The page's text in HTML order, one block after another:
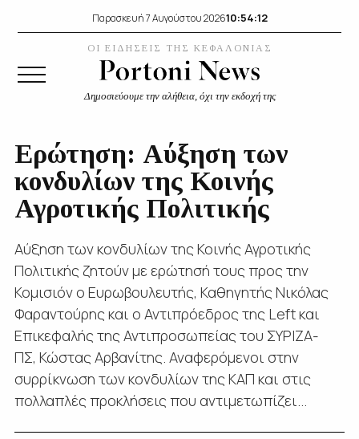
Παρασκευή 7 Αυγούστου 202610:54:13
ΟΙ ΕΙΔΗΣΕΙΣ ΤΗΣ ΚΕΦΑΛΟΝΙΑΣ
Δημοσιεύουμε την αλήθεια, όχι την εκδοχή της
Ερώτηση: Αύξηση των
κονδυλίων της Κοινής
Αγροτικής Πολιτικής
Αύξηση των κονδυλίων της Κοινής Αγροτικής
Πολιτικής ζητούν με ερώτησή τους προς την
Κομισιόν ο Ευρωβουλευτής, Καθηγητής Νικόλας
Φαραντούρης και ο Αντιπρόεδρος της Left και
Επικεφαλής της Αντιπροσωπείας του ΣΥΡΙΖΑ-
ΠΣ, Κώστας Αρβανίτης. Αναφερόμενοι στην
συρρίκνωση των κονδυλίων της ΚΑΠ και στις
πολλαπλές προκλήσεις που αντιμετωπίζει...